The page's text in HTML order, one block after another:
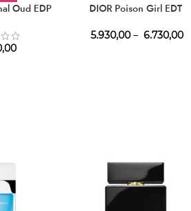
Oud EDP DIOR Poison Girl EDT
5.930,00 – 6.730,00